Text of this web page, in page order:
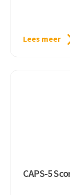
Lees meer
CAPS-5